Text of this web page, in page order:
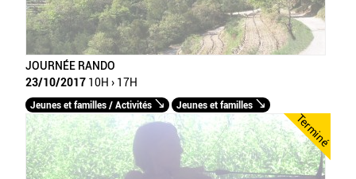
JOURNÉE RANDO
23/10/2017 10H › 17H
Jeunes et familles / Activités Jeunes et familles
Terminé